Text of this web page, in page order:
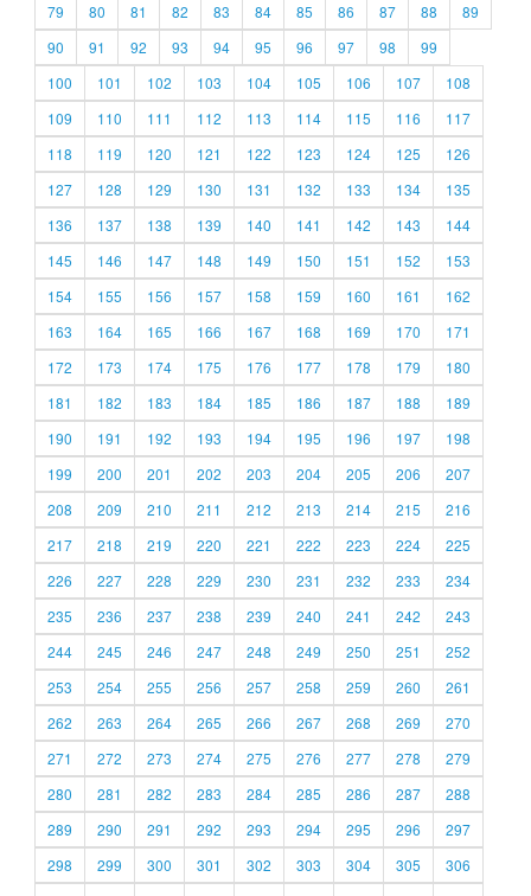
79
80 81 82 83 84 85 86 87 88
89
90
91 92 93 94 95 96 97 98
99
100
101 102 103 104 105 106 107
108
109
110 111 112 113 114 115 116
117
118
119 120 121 122 123 124 125
126
127
128 129 130 131 132 133 134
135
136
137 138 139 140 141 142 143
144
145
146 147 148 149 150 151 152
153
154
155 156 157 158 159 160 161
162
163
164 165 166 167 168 169 170
171
172
173 174 175 176 177 178 179
180
181
182 183 184 185 186 187 188
189
190
191 192 193 194 195 196 197
198
199
200 201 202 203 204 205 206
207
208
209 210 211 212 213 214 215
216
217
218 219 220 221 222 223 224
225
226
227 228 229 230 231 232 233
234
235
236 237 238 239 240 241 242
243
244
245 246 247 248 249 250 251
252
253
254 255 256 257 258 259 260
261
262
263 264 265 266 267 268 269
270
271
272 273 274 275 276 277 278
279
280
281 282 283 284 285 286 287
288
289
290 291 292 293 294 295 296
297
298
299 300 301 302 303 304 305
306